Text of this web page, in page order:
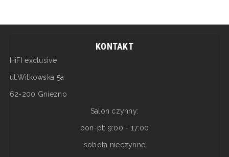
KONTAKT
HiFI exclusive
ul.Witkowska 5a
62-200 Gniezno
Salon czynny:
pon-pt: 9:00 - 17:00
sobota nieczynne